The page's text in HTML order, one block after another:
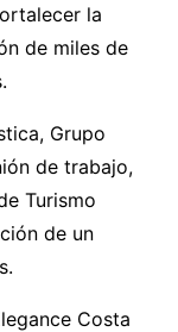
la
de miles de
Grupo
de trabajo,
Turismo
de un
Costa